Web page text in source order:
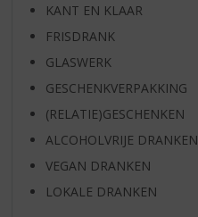
KANT EN KLAAR
FRISDRANK
GLASWERK
GESCHENKVERPAKKING
(RELATIE)GESCHENKEN
ALCOHOLVRIJE DRANKEN
VEGAN DRANKEN
LOKALE DRANKEN